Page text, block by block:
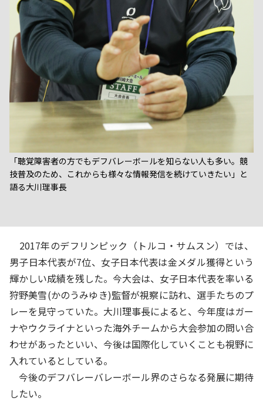
「聴覚障害者の方でもデフバレーボールを知らない人も多い。競
技普及のため、これからも様々な情報発信を続けていきたい」と
語る大川理事長
2017年のデフリンピック（トルコ・サムスン）では、
男子日本代表が7位、女子日本代表は金メダル獲得という
輝かしい成績を残した。今大会は、女子日本代表を率いる
狩野美雪(かのうみゆき)監督が視察に訪れ、選手たちのプ
レーを見守っていた。大川理事長によると、今年度はガー
ナやウクライナといった海外チームから大会参加の問い合
わせがあったといい、今後は国際化していくことも視野に
入れているとしている。
今後のデフバレーバレーボール界のさらなる発展に期待
したい。